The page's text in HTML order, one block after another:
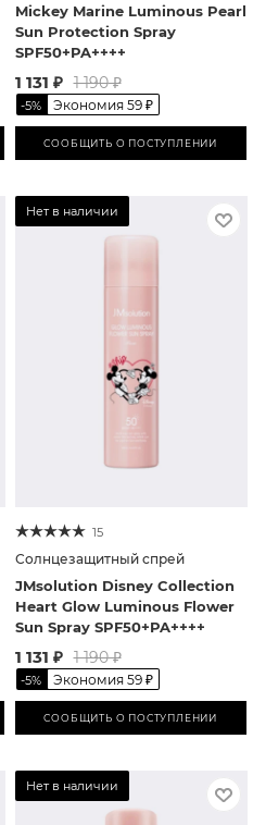
Mickey Marine Luminous Pearl
Sun Protection Spray
SPF50+PA++++
1 131 ₽ 1 190₽
-5% Экономия 59₽
СООБЩИТЬ О ПОСТУПЛЕНИИ
Нет в наличии
15
Солнцезащитный спрей
JMsolution Disney Collection
Heart Glow Luminous Flower
Sun Spray SPF50+PA++++
1 131 ₽ 1 190₽
-5% Экономия 59₽
СООБЩИТЬ О ПОСТУПЛЕНИИ
Нет в наличии